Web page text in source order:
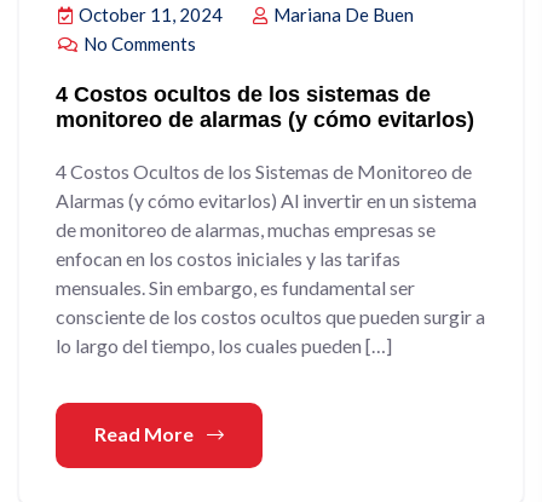
October 11, 2024
Mariana De Buen
No Comments
4 Costos ocultos de los sistemas de
monitoreo de alarmas (y cómo evitarlos)
4 Costos Ocultos de los Sistemas de Monitoreo de
Alarmas (y cómo evitarlos) Al invertir en un sistema
de monitoreo de alarmas, muchas empresas se
enfocan en los costos iniciales y las tarifas
mensuales. Sin embargo, es fundamental ser
consciente de los costos ocultos que pueden surgir a
lo largo del tiempo, los cuales pueden […]
Read More